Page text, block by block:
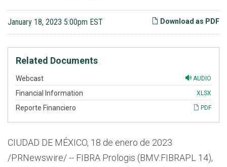
Download as PDF
January 18, 2023 5:00pm EST
Related Documents
AUDIO
Webcast
Financial Information
XLSX
Reporte Financiero PDF
CIUDAD DE MÉXICO, 18 de enero de 2023
/PRNewswire/ -- FIBRA Prologis (BMV:FIBRAPL 14),